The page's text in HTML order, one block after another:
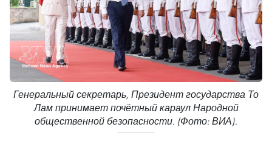
Генеральный секретарь, Президент государства То
Лам принимает почётный караул Народной
общественной безопасности. (Фото: ВИА).